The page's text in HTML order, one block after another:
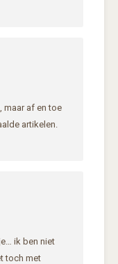
maar af en toe
artikelen.
ik ben niet
toch met